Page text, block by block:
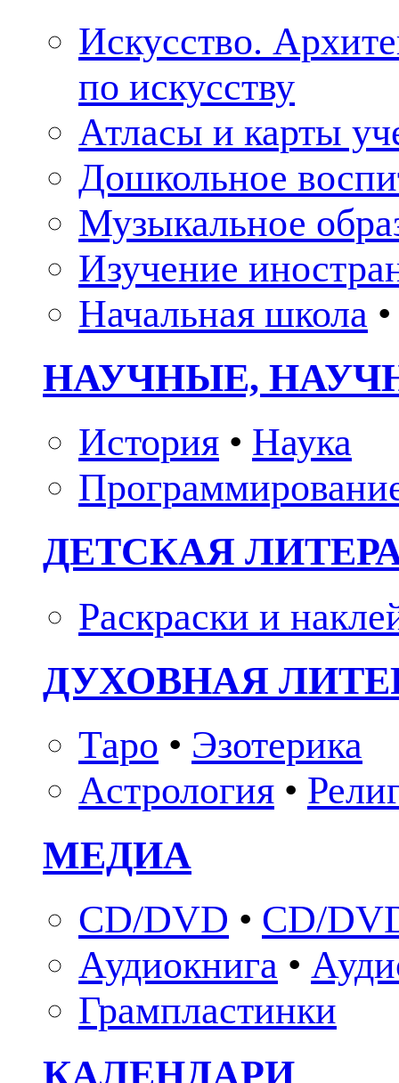
Искусство.
по искусству
Атласы и карты
Дошкольное
Музыкальное
Изучение
Начальная школа •
НАУЧНЫЕ,
История • Наука
ДЕТСКАЯ
Раскраски и
ДУХОВНАЯ
Таро • Эзотерика
Астрология •
МЕДИА
CD/DVD • CD/
Аудиокнига •
Грампластинки